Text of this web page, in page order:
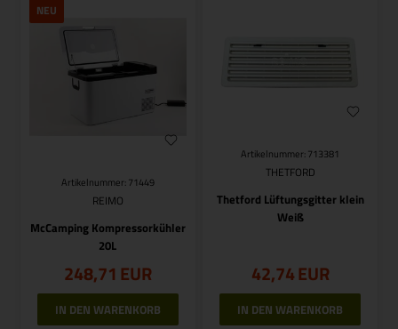
NEU
Artikelnummer: 71449
REIMO
McCamping Kompressorkühler
20L
248,71 EUR
Artikelnummer: 713381
THETFORD
Thetford Lüftungsgitter klein
Weiß
42,74EUR